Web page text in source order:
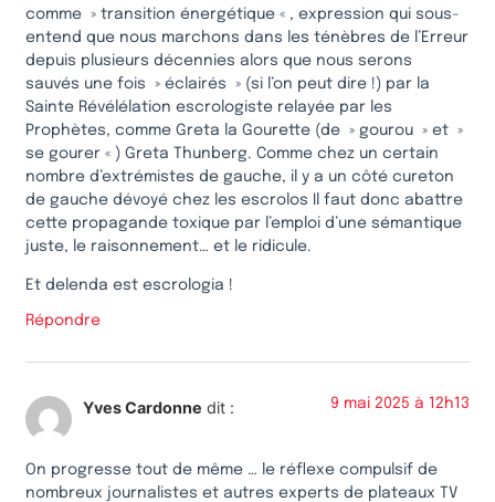
comme » transition énergétique « , expression qui sous-
entend que nous marchons dans les ténèbres de l’Erreur
depuis plusieurs décennies alors que nous serons
sauvés une fois » éclairés » (si l’on peut dire !) par la
Sainte Révélélation escrologiste relayée par les
Prophètes, comme Greta la Gourette (de » gourou » et »
se gourer « ) Greta Thunberg. Comme chez un certain
nombre d’extrémistes de gauche, il y a un côté cureton
de gauche dévoyé chez les escrolos Il faut donc abattre
cette propagande toxique par l’emploi d’une sémantique
juste, le raisonnement… et le ridicule.
Et delenda est escrologia !
Répondre
Yves Cardonne dit : 9 mai 2025 à 12h13
On progresse tout de même … le réflexe compulsif de
nombreux journalistes et autres experts de plateaux TV